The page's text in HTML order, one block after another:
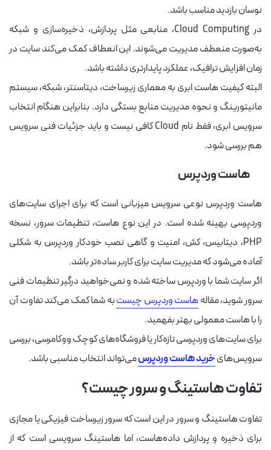
نوسان بازدید مناسب باشد.
در Cloud Computing، منابعی مثل پردازش، ذخیره‌سازی و شبکه
به‌صورت منعطف مدیریت می‌شوند. این انعطاف کمک می‌کند سایت در
زمان افزایش ترافیک، عملکرد پایدارتری داشته باشد.
البته کیفیت هاست ابری به معماری زیرساخت، دیتاسنتر، شبکه، سیستم
مانیتورینگ و نحوه مدیریت منابع بستگی دارد. بنابراین هنگام انتخاب
سرویس ابری، فقط نام Cloud کافی نیست و باید جزئیات فنی سرویس
هم بررسی شود.
هاست وردپرس
هاست وردپرس نوعی سرویس میزبانی است که برای اجرای سایت‌های
وردپرسی بهینه شده است. در این نوع هاست، تنظیمات سرور، نسخه
PHP، دیتابیس، کش، امنیت و گاهی نصب خودکار وردپرس به شکلی
آماده می‌شود که مدیریت سایت برای کاربر ساده‌تر باشد.
اگر سایت شما با وردپرس ساخته شده و نمی‌خواهید درگیر تنظیمات فنی
سرور شوید، مقاله هاست وردپرس چیستبه شما کمک می‌کند تفاوت آن
را با هاست معمولی بهتر بفهمید.
برای سایت‌های وردپرسی تازه‌کار یا فروشگاه‌های کوچک ووکامرسی، بررسی
سرویس‌هایخرید هاست وردپرسمی‌تواند انتخاب مناسبی باشد.
تفاوت هاستینگ و سرور چیست؟
تفاوت هاستینگ و سرور در این است که سرور زیرساخت فیزیکی یا مجازی
برای ذخیره و پردازش داده‌هاست، اما هاستینگ سرویسی است که از